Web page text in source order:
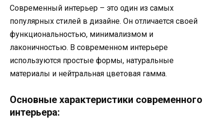
Современный интерьер – это один из самых
популярных стилей в дизайне. Он отличается своей
функциональностью, минимализмом и
лаконичностью. В современном интерьере
используются простые формы, натуральные
материалы и нейтральная цветовая гамма.
Основные характеристики современного
интерьера: